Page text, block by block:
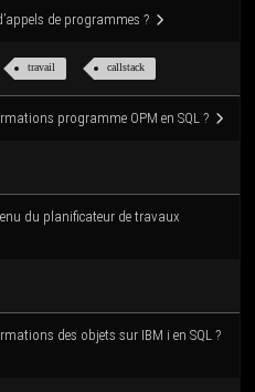
de programmes ?
tra­vail call­stack
pro­gramme OPM en SQL ?
du pla­ni­fi­ca­teur de tra­vaux
des objets sur IBM i en SQL ?